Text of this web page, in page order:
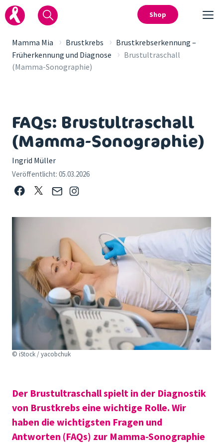
Shop
Mamma Mia › Brustkrebs › Brustkrebserkennung –
Früherkennung und Diagnose
› Brustultraschall
(Mamma-Sonographie)
FAQs: Brustultraschall
(Mamma-Sonographie)
Ingrid Müller
Veröffentlicht: 05.03.2026
© iStock / yacobchuk
Der Brustultraschall spielt in der Diagnostik
von Brustkrebs eine wichtige Rolle. Wir
haben die wichtigsten Fragen und
Antworten (FAQs) zur Mamma-Sonographie